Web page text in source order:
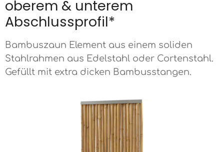
oberem & unterem
Abschlussprofil*
Bambuszaun Element aus einem soliden
Stahlrahmen aus Edelstahl oder Cortenstahl.
Gefüllt mit extra dicken Bambusstangen.
Bildergalerie überspringen